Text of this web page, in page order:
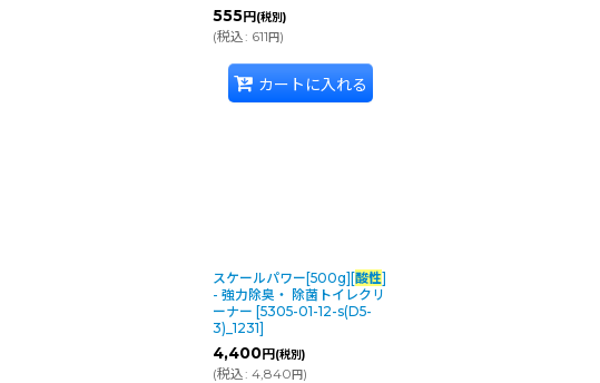
555円 (税別)
(税込: 611円)
カートに入れる
スケールパワー[500g][酸性]
- 強力除臭・ 除菌トイレクリ
ーナー [5305-01-12-s(D5-
3)_1231]
4,400円 (税別)
(税込: 4,840円)